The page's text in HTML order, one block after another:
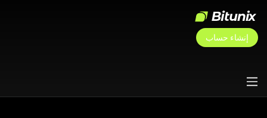
إنشاء حساب